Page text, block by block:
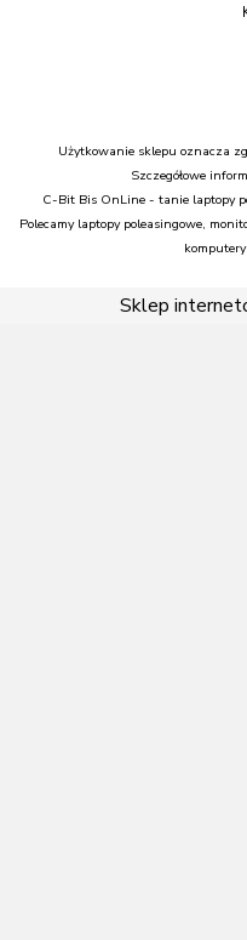
Użytkowanie sklepu oznacza
Szczegółowe
C-Bit Bis OnLine - tanie laptopy
Polecamy laptopy poleasingowe,
Sklep